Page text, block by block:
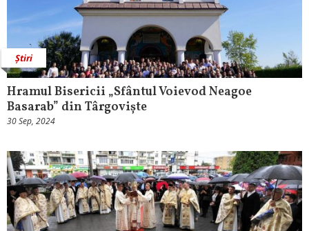
Știri
Hramul Bisericii „Sfântul Voievod Neagoe
Basarab” din Târgoviște
30 Sep, 2024